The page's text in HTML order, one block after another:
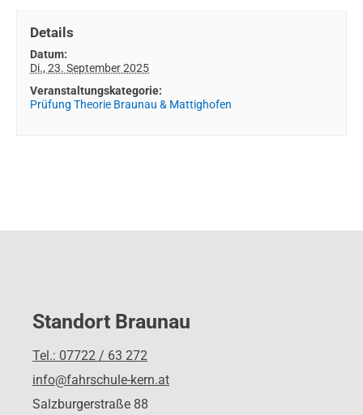
Details
Datum:
Di., 23. September 2025
Veranstaltungskategorie:
Prüfung Theorie Braunau & Mattighofen
Standort Braunau
Tel.: 07722 / 63 272
info@fahrschule-kern.at
Salzburgerstraße 88